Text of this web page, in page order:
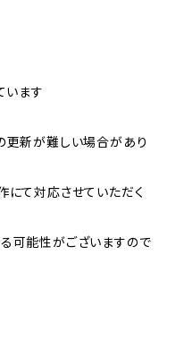
います
更新が難しい場合があり
て対応させていただく
可能性がございますので